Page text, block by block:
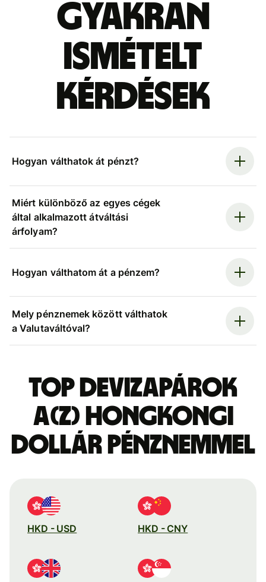
Gyakran
ismételt
kérdések
Hogyan válthatok át pénzt?
Miért különböző az egyes cégek
által alkalmazott átváltási
árfolyam?
Hogyan válthatom át a pénzem?
Mely pénznemek között válthatok
a Valutaváltóval?
Top devizapárok
a(z) hongkongi
dollár pénznemmel
HKD - USD HKD - CNY